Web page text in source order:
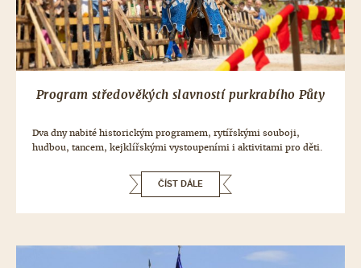
Program středověkých slavností purkrabího Půty
Dva dny nabité historickým programem, rytířskými souboji,
hudbou, tancem, kejklířskými vystoupeními i aktivitami pro děti.
ČÍST DÁLE